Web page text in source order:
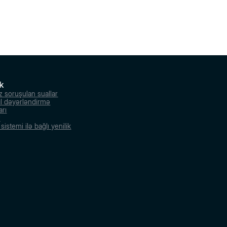
soruşulan suallar
dəyərləndirmə
ilə bağlı yenilik